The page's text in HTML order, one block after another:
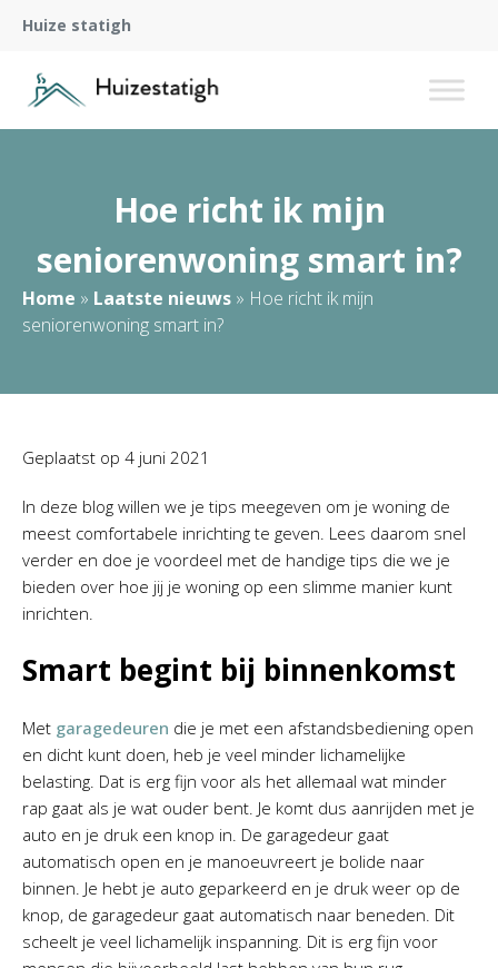
Huize statigh
Hoe richt ik mijn
seniorenwoning smart in?
Home » Laatste nieuws » Hoe richt ik mijn
seniorenwoning smart in?
Geplaatst op 4 juni 2021
In deze blog willen we je tips meegeven om je woning de
meest comfortabele inrichting te geven. Lees daarom snel
verder en doe je voordeel met de handige tips die we je
bieden over hoe jij je woning op een slimme manier kunt
inrichten.
Smart begint bij binnenkomst
Met garagedeuren die je met een afstandsbediening open
en dicht kunt doen, heb je veel minder lichamelijke
belasting. Dat is erg fijn voor als het allemaal wat minder
rap gaat als je wat ouder bent. Je komt dus aanrijden met je
auto en je druk een knop in. De garagedeur gaat
automatisch open en je manoeuvreert je bolide naar
binnen. Je hebt je auto geparkeerd en je druk weer op de
knop, de garagedeur gaat automatisch naar beneden. Dit
scheelt je veel lichamelijk inspanning. Dit is erg fijn voor